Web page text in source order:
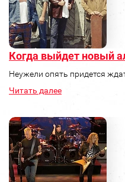
Когда выйдет новый
Неужели опять придется
Читать далее